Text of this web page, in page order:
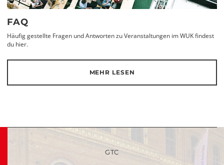
FAQ
Häufig gestellte Fragen und Antworten zu Veranstaltungen im WUK findest
du hier.
MEHR LESEN
GTC